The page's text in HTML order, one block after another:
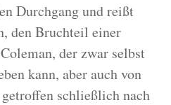
Durchgang und reißt
den Bruchteil einer
der zwar selbst
kann, aber auch von
schließlich nach